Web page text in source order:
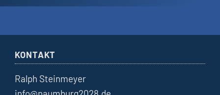
KONTAKT
Ralph Steinmeyer